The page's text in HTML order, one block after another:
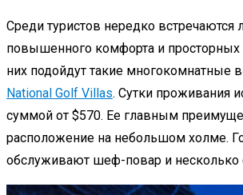
Среди туристов нередко встречаются
повышенного комфорта и
них подойдут такие многокомнатные
National Golf Villas. Сутки проживания
суммой от $570. Ее главным
расположение на небольшом холме.
обслуживают шеф-повар и несколько